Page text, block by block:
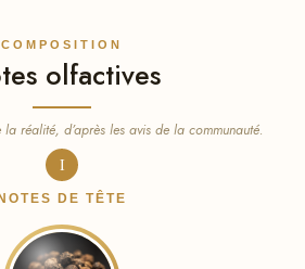
COMPOSITION
olfactives
réalité, d’après les avis de la communauté.
I
NOTES DE TÊTE